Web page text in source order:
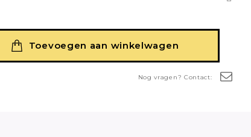
Nog vragen? Contact:
Toevoegen aan winkelwagen